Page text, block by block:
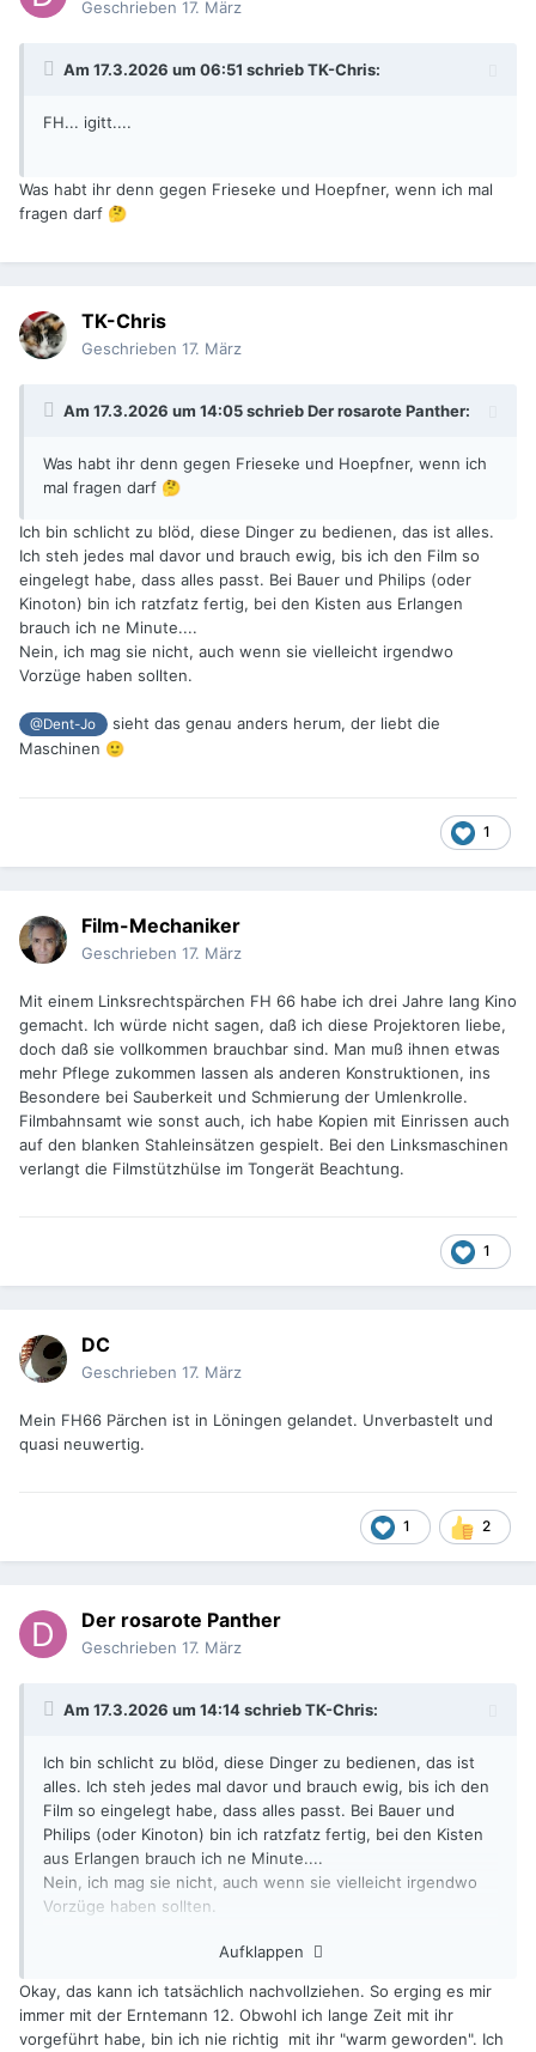
Geschrieben 17. März
Am 17.3.2026 um 06:51 schriebTK-Chris:
FH... igitt....
Was habt ihr denn gegen Frieseke und Hoepfner, wenn ich mal
fragen darf 🤔
TK-Chris
Geschrieben 17. März
Am 17.3.2026 um 14:05 schriebDer rosarote Panther:
Was habt ihr denn gegen Frieseke und Hoepfner, wenn ich
mal fragen darf 🤔
Ich bin schlicht zu blöd, diese Dinger zu bedienen, das ist alles.
Ich steh jedes mal davor und brauch ewig, bis ich den Film so
eingelegt habe, dass alles passt. Bei Bauer und Philips (oder
Kinoton) bin ich ratzfatz fertig, bei den Kisten aus Erlangen
brauch ich ne Minute....
Nein, ich mag sie nicht, auch wenn sie vielleicht irgendwo
Vorzüge haben sollten.
@Dent-Jo
sieht das genau anders herum, der liebt die
Maschinen 🙂
1
Film-Mechaniker
Geschrieben 17. März
Mit einem Linksrechtspärchen FH 66 habe ich drei Jahre lang Kino
gemacht. Ich würde nicht sagen, daß ich diese Projektoren liebe,
doch daß sie vollkommen brauchbar sind. Man muß ihnen etwas
mehr Pflege zukommen lassen als anderen Konstruktionen, ins
Besondere bei Sauberkeit und Schmierung der Umlenkrolle.
Filmbahnsamt wie sonst auch, ich habe Kopien mit Einrissen auch
auf den blanken Stahleinsätzen gespielt. Bei den Linksmaschinen
verlangt die Filmstützhülse im Tongerät Beachtung.
1
DC
Geschrieben 17. März
Mein FH66 Pärchen ist in Löningen gelandet. Unverbastelt und
quasi neuwertig.
1 2
Der rosarote Panther
Geschrieben 17. März
Am 17.3.2026 um 14:14 schriebTK-Chris:
Ich bin schlicht zu blöd, diese Dinger zu bedienen, das ist
alles. Ich steh jedes mal davor und brauch ewig, bis ich den
Film so eingelegt habe, dass alles passt. Bei Bauer und
Philips (oder Kinoton) bin ich ratzfatz fertig, bei den Kisten
aus Erlangen brauch ich ne Minute....
Nein, ich mag sie nicht, auch wenn sie vielleicht irgendwo
Vorzüge haben sollten.
sieht das genau anders herum, der liebt die
Aufklappen
Okay, das kann ich tatsächlich nachvollziehen. So erging es mir
immer mit der Erntemann 12. Obwohl ich lange Zeit mit ihr
vorgeführt habe, bin ich nie richtig mit ihr "warm geworden". Ich